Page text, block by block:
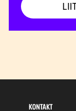
KONTAKT